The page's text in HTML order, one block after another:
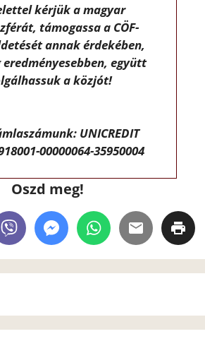
kérjük a magyar
támogassa a CÖF-
annak érdekében,
eredményesebben, együtt
a közjót!
UNICREDIT
00000064-35950004
Oszd meg!